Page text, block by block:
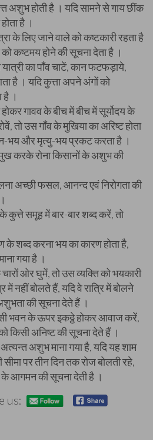
अशुभ होती है । यदि सामने से गाय छींक
है ।
के लिए जाने वाले को कष्टकारी रहता है
कष्टमय होने की सूचना देता है ।
का पाँव चाटें, कान फटफड़ाये,
है । यदि कुत्ता अपने अंगों को
है ।
गावव के बीच में बीच में सूर्योदय के
तो उस गाँव के मुखिया का अरिष्ट होता
भय और मृत्यु-भय प्रकट करता है ।
करके रोना किसानों के अशुभ की
अच्छी फसल, आनन्द एवं निरोगता की
कुत्ते समूह में बार-बार शब्द करें, तो
के शब्द करना भय का कारण होता है,
गया है ।
ओर घुमें, तो उस व्यक्ति को भयकारी
में नहीं बोलते हैं, यदि वे रात्रि में बोलने
की सूचना देते हैं ।
भवन के ऊपर इकठ्ठे होकर आवाज करें,
किसी अनिष्ट की सूचना देते हैं ।
अत्यन्त अशुभ माना गया है, यदि यह शाम
पर तीन दिन तक रोज बोलती रहे,
के आगमन की सूचना देती है ।
us: